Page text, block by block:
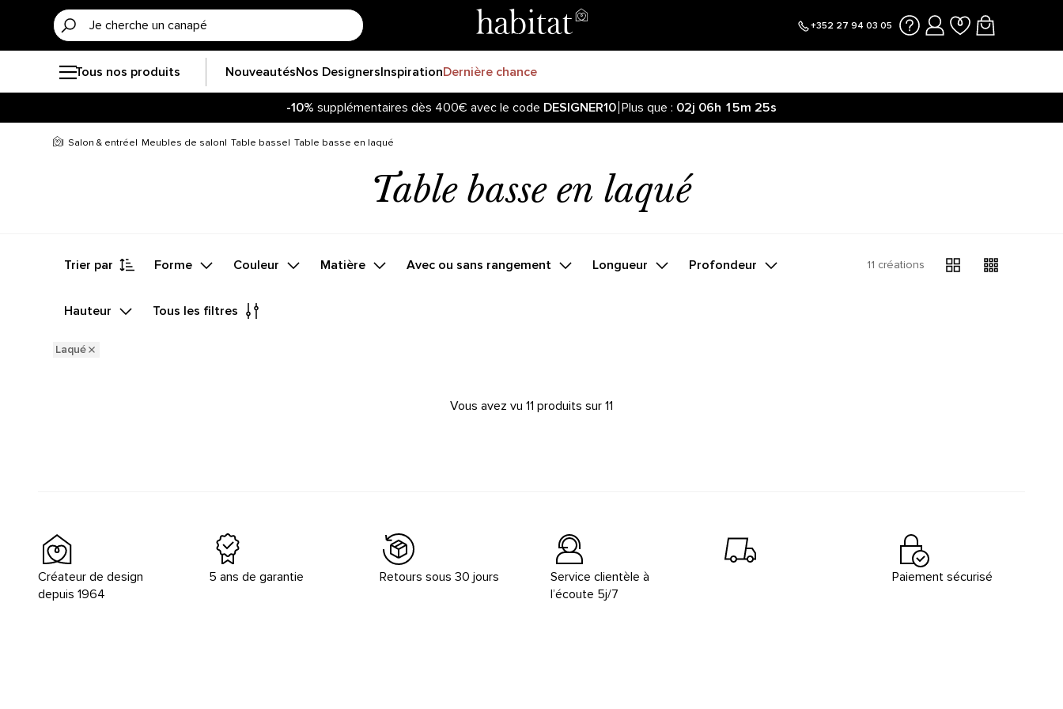
+352 27 94 03 05
Tous nos produits NouveautésNos DesignersInspirationDernière chance
-10% supplémentaires dès 400€ avec le code DESIGNER10 Plus que : 02j 06h 15m 25s
Soyez informé de la réouverture des ventes sur notre site ! Cliquez ici.
-10%supplémentaires dès 400€ avec le code
Salon & entrée Meubles de salon Table basse Table basse en laqué
Table basse en laqué
Trier par Forme Couleur Matière Avec ou sans rangement Longueur Profondeur
Hauteur Tous les filtres
11 créations
Laqué
Vous avez vu 11 produits sur 11
Créateur de design
depuis 1964
5 ans de garantie Retours sous 30 jours
Service clientèle à
l’écoute 5j/7
Paiement sécurisé